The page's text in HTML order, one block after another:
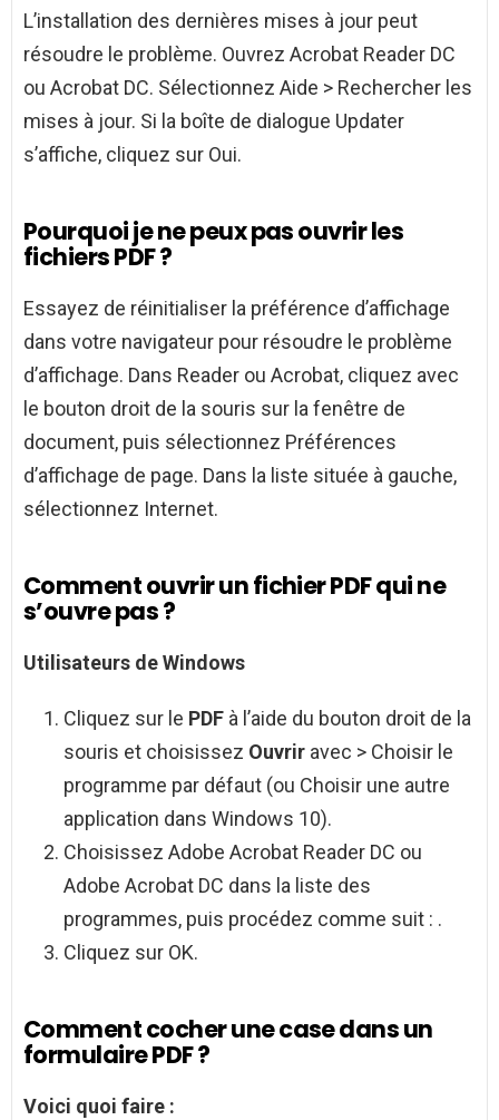
L’installation des dernières mises à jour peut
résoudre le problème. Ouvrez Acrobat Reader DC
ou Acrobat DC. Sélectionnez Aide > Rechercher les
mises à jour. Si la boîte de dialogue Updater
s’affiche, cliquez sur Oui.
Pourquoi je ne peux pas ouvrir les
fichiers PDF ?
Essayez de réinitialiser la préférence d’affichage
dans votre navigateur pour résoudre le problème
d’affichage. Dans Reader ou Acrobat, cliquez avec
le bouton droit de la souris sur la fenêtre de
document, puis sélectionnez Préférences
d’affichage de page. Dans la liste située à gauche,
sélectionnez Internet.
Comment ouvrir un fichier PDF qui ne
s’ouvre pas ?
Utilisateurs de Windows
Cliquez sur le PDF à l’aide du bouton droit de la
souris et choisissez Ouvrir avec > Choisir le
programme par défaut (ou Choisir une autre
application dans Windows 10).
Choisissez Adobe Acrobat Reader DC ou
Adobe Acrobat DC dans la liste des
programmes, puis procédez comme suit : .
Cliquez sur OK.
Comment cocher une case dans un
formulaire PDF ?
Voici quoi faire :